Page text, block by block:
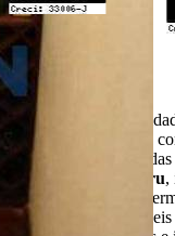
Importante
* Valores,
alterações. SEMPRE
informações
Portal Casa Bauru,
realizam qualquer
negociação dos